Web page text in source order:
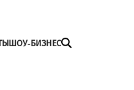
ШОУ-БИЗНЕС